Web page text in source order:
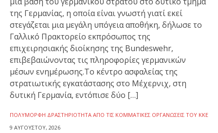
της Γερμανίας, η οποία είναι γνωστή γιατί εκεί
στεγάζεται μια μεγάλη υπόγεια αποθήκη, δήλωσε το
Γαλλικό Πρακτορείο εκπρόσωπος της
επιχειρησιακής διοίκησης της Bundeswehr,
επιβεβαιώνοντας τις πληροφορίες γερμανικών
μέσων ενημέρωσης.Το κέντρο ασφαλείας της
στρατιωτικής εγκατάστασης στο Μέχερνιχ, στη
δυτική Γερμανία, εντόπισε δύο […]
ΠΟΛΎΜΟΡΦΗ ΔΡΑΣΤΗΡΙΌΤΗΤΑ ΑΠΌ ΤΙΣ ΚΟΜΜΑΤΙΚΈΣ ΟΡΓΑΝΏΣΕΙΣ ΤΟΥ ΚΚΕ
9 ΑΥΓΟΎΣΤΟΥ, 2026